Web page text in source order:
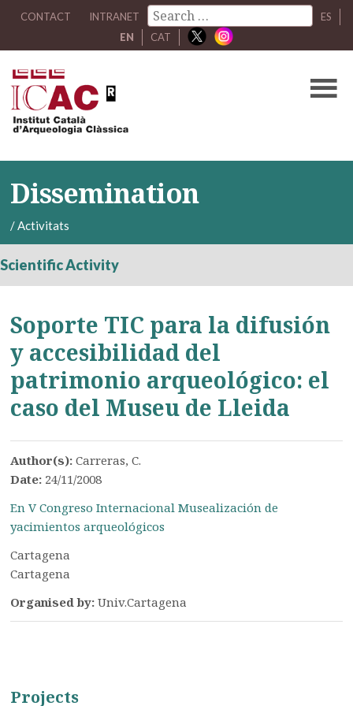
CONTACT INTRANET
ES
EN
CAT
Dissemination
/Activitats
Scientific Activity
Soporte TIC para la difusión
y accesibilidad del
patrimonio arqueológico: el
caso del Museu de Lleida
Author(s):Carreras, C.
Date: 24/11/2008
En V Congreso Internacional Musealización de
yacimientos arqueológicos
Cartagena
Cartagena
Organised by:Univ.Cartagena
Projects